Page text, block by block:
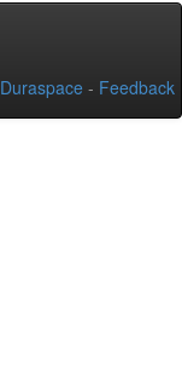
Duraspace - Feedback